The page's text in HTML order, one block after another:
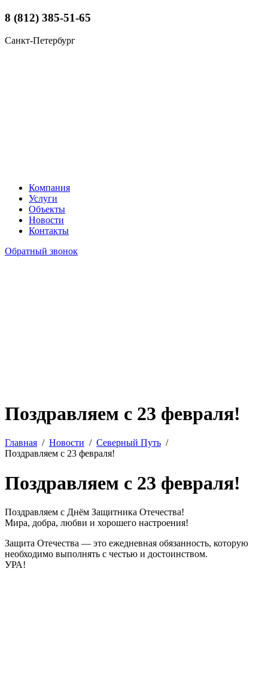
8 (812) 385-51-65
Санкт-Петербург
Компания
Услуги
Объекты
Новости
Контакты
Обратный звонок
Поздравляем с 23 февраля!
Главная Новости
Северный Путь
Поздравляем с 23 февраля!
Поздравляем с 23 февраля!
Поздравляем с Днём Защитника Отечества!
Мира, добра, любви и хорошего настроения!
Защита Отечества — это ежедневная обязанность, которую
необходимо выполнять с честью и достоинством.
УРА!